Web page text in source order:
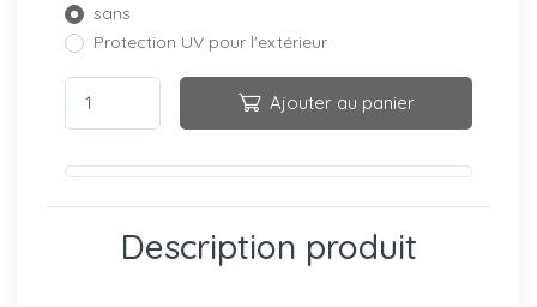
sans
Protection UV pour l'extérieur
Ajouter au panier
Description produit